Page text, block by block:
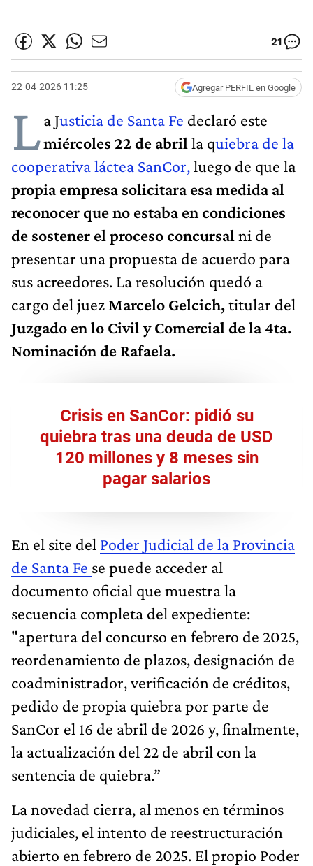
21
22-04-2026 11:25 Agregar PERFIL en Google
La Justicia de Santa Fe declaró este
miércoles 22 de abril la quiebra de la
cooperativa láctea SanCor,luego de que la
propia empresa solicitara esa medida al
reconocer que no estaba en condiciones
de sostener el proceso concursal ni de
presentar una propuesta de acuerdo para
sus acreedores. La resolución quedó a
cargo del juez Marcelo Gelcich,titular del
Juzgado en lo Civil y Comercial de la 4ta.
Nominación de Rafaela.
Crisis en SanCor: pidió su
quiebra tras una deuda de USD
120 millones y 8 meses sin
pagar salarios
En el site del Poder Judicial de la Provincia
de Santa Fe se puede acceder al
documento oficial que muestra la
secuencia completa del expediente:
"apertura del concurso en febrero de 2025,
reordenamiento de plazos, designación de
coadministrador, verificación de créditos,
pedido de propia quiebra por parte de
SanCor el 16 de abril de 2026 y, finalmente,
la actualización del 22 de abril con la
sentencia de quiebra.”
La novedad cierra, al menos en términos
judiciales, el intento de reestructuración
abierto en febrero de 2025. El propio Poder